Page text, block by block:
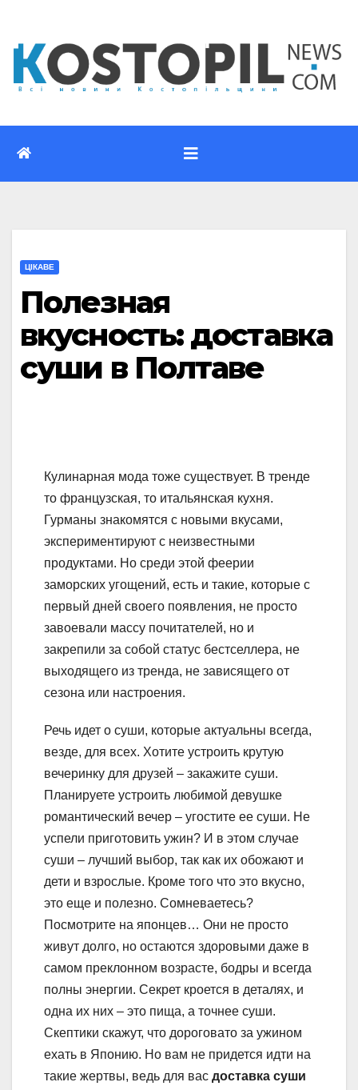
вмісту
ЦІКАВЕ
Полезная
вкусность: доставка
суши в Полтаве
Кулинарная мода тоже существует. В тренде
то французская, то итальянская кухня.
Гурманы знакомятся с новыми вкусами,
экспериментируют с неизвестными
продуктами. Но среди этой феерии
заморских угощений, есть и такие, которые с
первый дней своего появления, не просто
завоевали массу почитателей, но и
закрепили за собой статус бестселлера, не
выходящего из тренда, не зависящего от
сезона или настроения.
Речь идет о суши, которые актуальны всегда,
везде, для всех. Хотите устроить крутую
вечеринку для друзей – закажите суши.
Планируете устроить любимой девушке
романтический вечер – угостите ее суши. Не
успели приготовить ужин? И в этом случае
суши – лучший выбор, так как их обожают и
дети и взрослые. Кроме того что это вкусно,
это еще и полезно. Сомневаетесь?
Посмотрите на японцев… Они не просто
живут долго, но остаются здоровыми даже в
самом преклонном возрасте, бодры и всегда
полны энергии. Секрет кроется в деталях, и
одна их них – это пища, а точнее суши.
Скептики скажут, что дороговато за ужином
ехать в Японию. Но вам не придется идти на
такие жертвы, ведь для вас доставка суши